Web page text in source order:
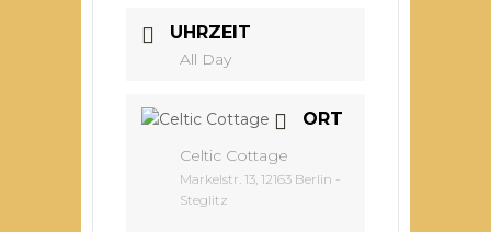
UHRZEIT
All Day
ORT
Celtic Cottage
Markelstr. 13, 12163 Berlin -
Steglitz